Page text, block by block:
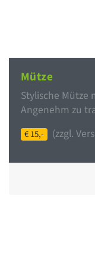
Mütze
Stylische Mütze
Angenehm zu
€ 15,- (zzgl.